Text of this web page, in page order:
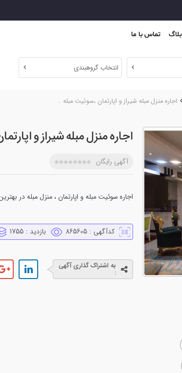
بلاگ تماس با ما
انتخاب گروهبندی
اجاره منزل مبله شیراز و اپارتمان ،سوئیت مبله ..
اجاره منزل مبله شیراز و
آگهی رایگان
اجاره سوئیت مبله و اپارتمان ، منزل مبله در بهترین نقاط
کدآگهی : 865605 بازدید : 1755
به اشتراک گذاری آگهی
: